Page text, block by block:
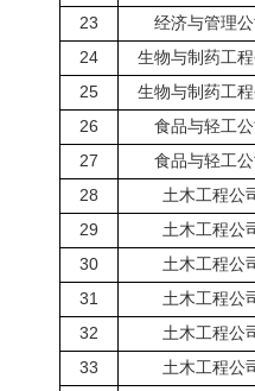
23
经济与管理公
24
生物与制药工程
25
生物与制药工程
26
食品与轻工公
27
食品与轻工公
28
土木工程公
29
土木工程公
30
土木工程公
31
土木工程公
32
土木工程公
33
土木工程公